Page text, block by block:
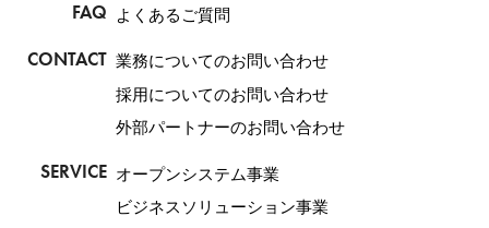
FAQ よくあるご質問
CONTACT 業務についてのお問い合わせ
採用についてのお問い合わせ
外部パートナーのお問い合わせ
SERVICE オープンシステム事業
ビジネスソリューション事業